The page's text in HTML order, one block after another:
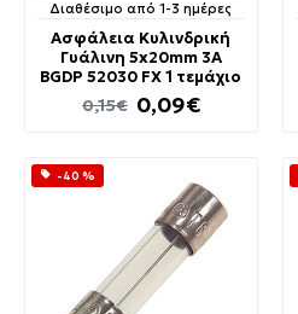
Διαθέσιμο από 1-3 ημέρες
Ασφάλεια Κυλινδρική
Γυάλινη 5x20mm 3A
BGDP 52030 FX 1 τεμάχιο
0,09€
0,15€
-40 %